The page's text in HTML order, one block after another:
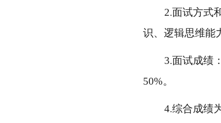
2.面试方式
识、逻辑思维能
3.面试成绩
50%。
4.综合成绩